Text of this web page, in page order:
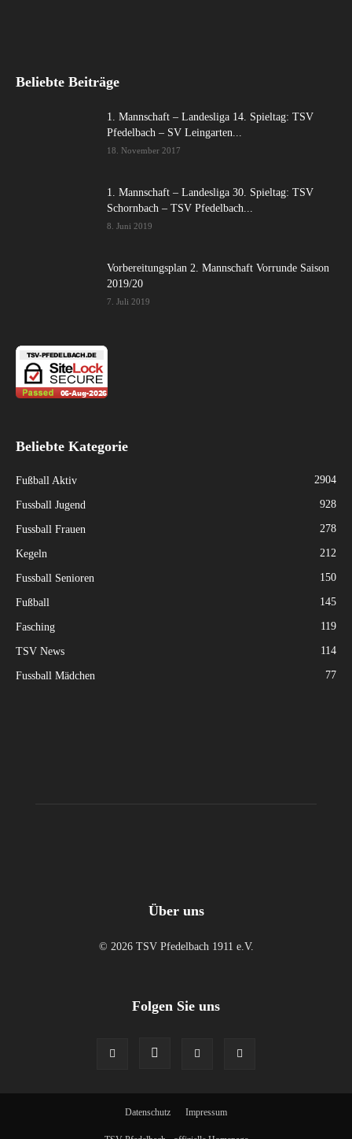
Beliebte Beiträge
1. Mannschaft – Landesliga 14. Spieltag: TSV
Pfedelbach – SV Leingarten...
18. November 2017
1. Mannschaft – Landesliga 30. Spieltag: TSV
Schornbach – TSV Pfedelbach...
8. Juni 2019
Vorbereitungsplan 2. Mannschaft Vorrunde Saison
2019/20
7. Juli 2019
Beliebte Kategorie
Fußball Aktiv 2904
Fussball Jugend 928
Fussball Frauen 278
Kegeln 212
Fussball Senioren 150
Fußball 145
Fasching 119
TSV News 114
Fussball Mädchen 77
Über uns
© 2026 TSV Pfedelbach 1911 e.V.
Folgen Sie uns
Datenschutz Impressum